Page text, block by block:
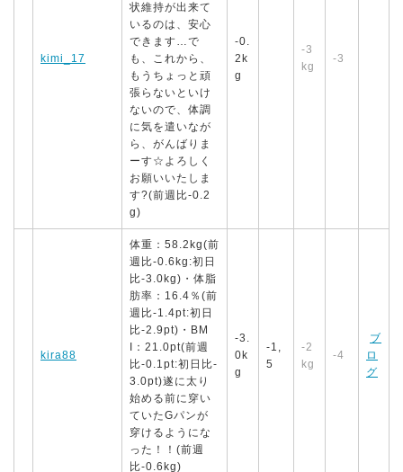
kimi_17
状維持が出来て
いるのは、安心
できます…で
も、これから、
もうちょっと頑
張らないといけ
ないので、体調
に気を遣いなが
ら、がんばりま
ーす☆よろしく
お願いいたしま
す?(前週比-0.2
g)
-0.
2k
g
-3
kg
-3
kira88
体重：58.2kg(前
週比-0.6kg:初日
比-3.0kg)・体脂
肪率：16.4％(前
週比-1.4pt:初日
比-2.9pt)・BM
I：21.0pt(前週
比-0.1pt:初日比-
3.0pt)遂に太り
始める前に穿い
ていたGパンが
穿けるようにな
った！！(前週
比-0.6kg)
-3.
0k
g
-1,
5
-2
kg
-4
ブ
ロ
グ